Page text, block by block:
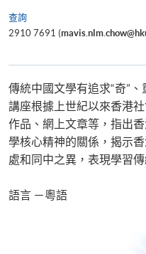
查詢
2910 7691 (
傳統中國文學有追求“奇”
講座根據上世紀以來香港
作品、網上文章等，指出
學核心精神的關係，揭示
處和同中之異，表現學習
語言 －粵語